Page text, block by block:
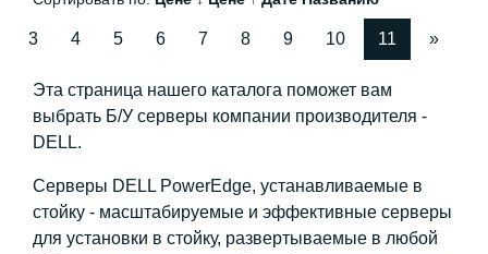
3 4 5 6 7 8 9 10 11 »
Эта страница нашего каталога поможет вам
выбрать Б/У серверы компании производителя -
DELL.
Серверы DELL PowerEdge, устанавливаемые в
стойку - масштабируемые и эффективные серверы
для установки в стойку, развертываемые в любой